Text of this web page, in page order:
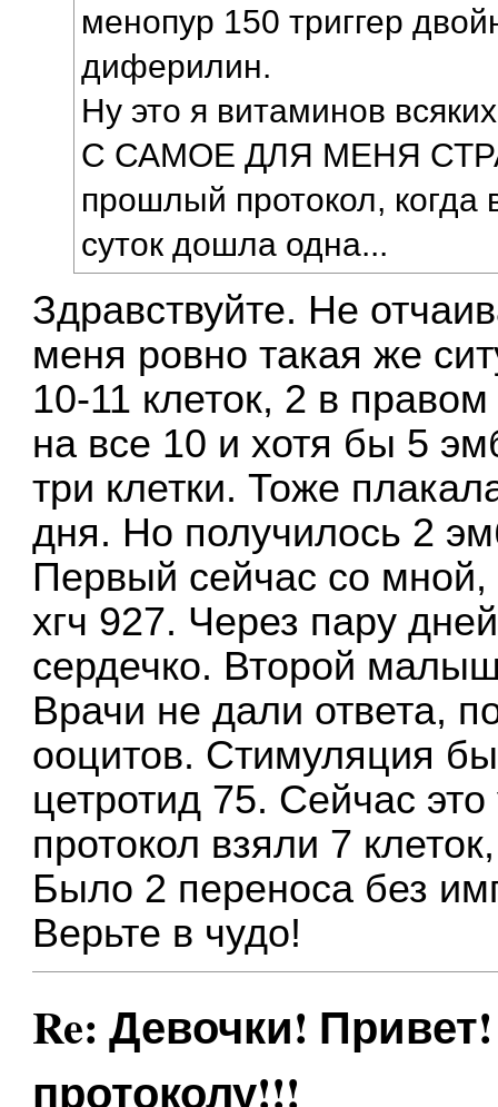
менопур 150 триггер
диферилин.
Ну это я витаминов
С САМОЕ ДЛЯ МЕНЯ
прошлый протокол, когда
суток дошла одна...
Здравствуйте. Не
меня ровно такая же
10-11 клеток, 2 в
на все 10 и хотя бы 5
три клетки. Тоже
дня. Но получилось 2
Первый сейчас со
хгч 927. Через пару
сердечко. Второй
Врачи не дали ответа,
ооцитов. Стимуляция
цетротид 75. Сейчас
протокол взяли 7
Было 2 переноса без
Верьте в чудо!
Re: Девочки!
протоколу!!!